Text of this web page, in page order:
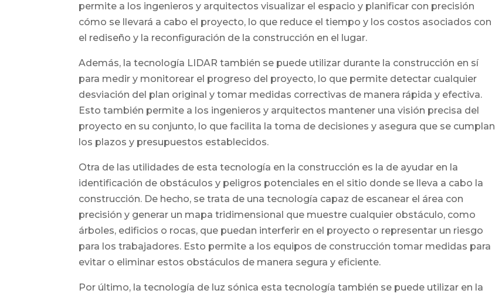
permite a los ingenieros y arquitectos visualizar el espacio y planificar con precisión
cómo se llevará a cabo el proyecto, lo que reduce el tiempo y los costos asociados con
el rediseño y la reconfiguración de la construcción en el lugar.
Además, la tecnología LIDAR también se puede utilizar durante la construcción en sí
para medir y monitorear el progreso del proyecto, lo que permite detectar cualquier
desviación del plan original y tomar medidas correctivas de manera rápida y efectiva.
Esto también permite a los ingenieros y arquitectos mantener una visión precisa del
proyecto en su conjunto, lo que facilita la toma de decisiones y asegura que se cumplan
los plazos y presupuestos establecidos.
Otra de las utilidades de esta tecnología en la construcción es la de ayudar en la
identificación de obstáculos y peligros potenciales en el sitio donde se lleva a cabo la
construcción. De hecho, se trata de una tecnología capaz de escanear el área con
precisión y generar un mapa tridimensional que muestre cualquier obstáculo, como
árboles, edificios o rocas, que puedan interferir en el proyecto o representar un riesgo
para los trabajadores. Esto permite a los equipos de construcción tomar medidas para
evitar o eliminar estos obstáculos de manera segura y eficiente.
Por último, la tecnología de luz sónica esta tecnología también se puede utilizar en la